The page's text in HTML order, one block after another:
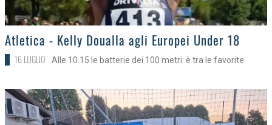
>
Atletica - Kelly Doualla agli Europei Under 18
16 LUGLIO Alle 10.15 le batterie dei 100 metri: è tra le favorite